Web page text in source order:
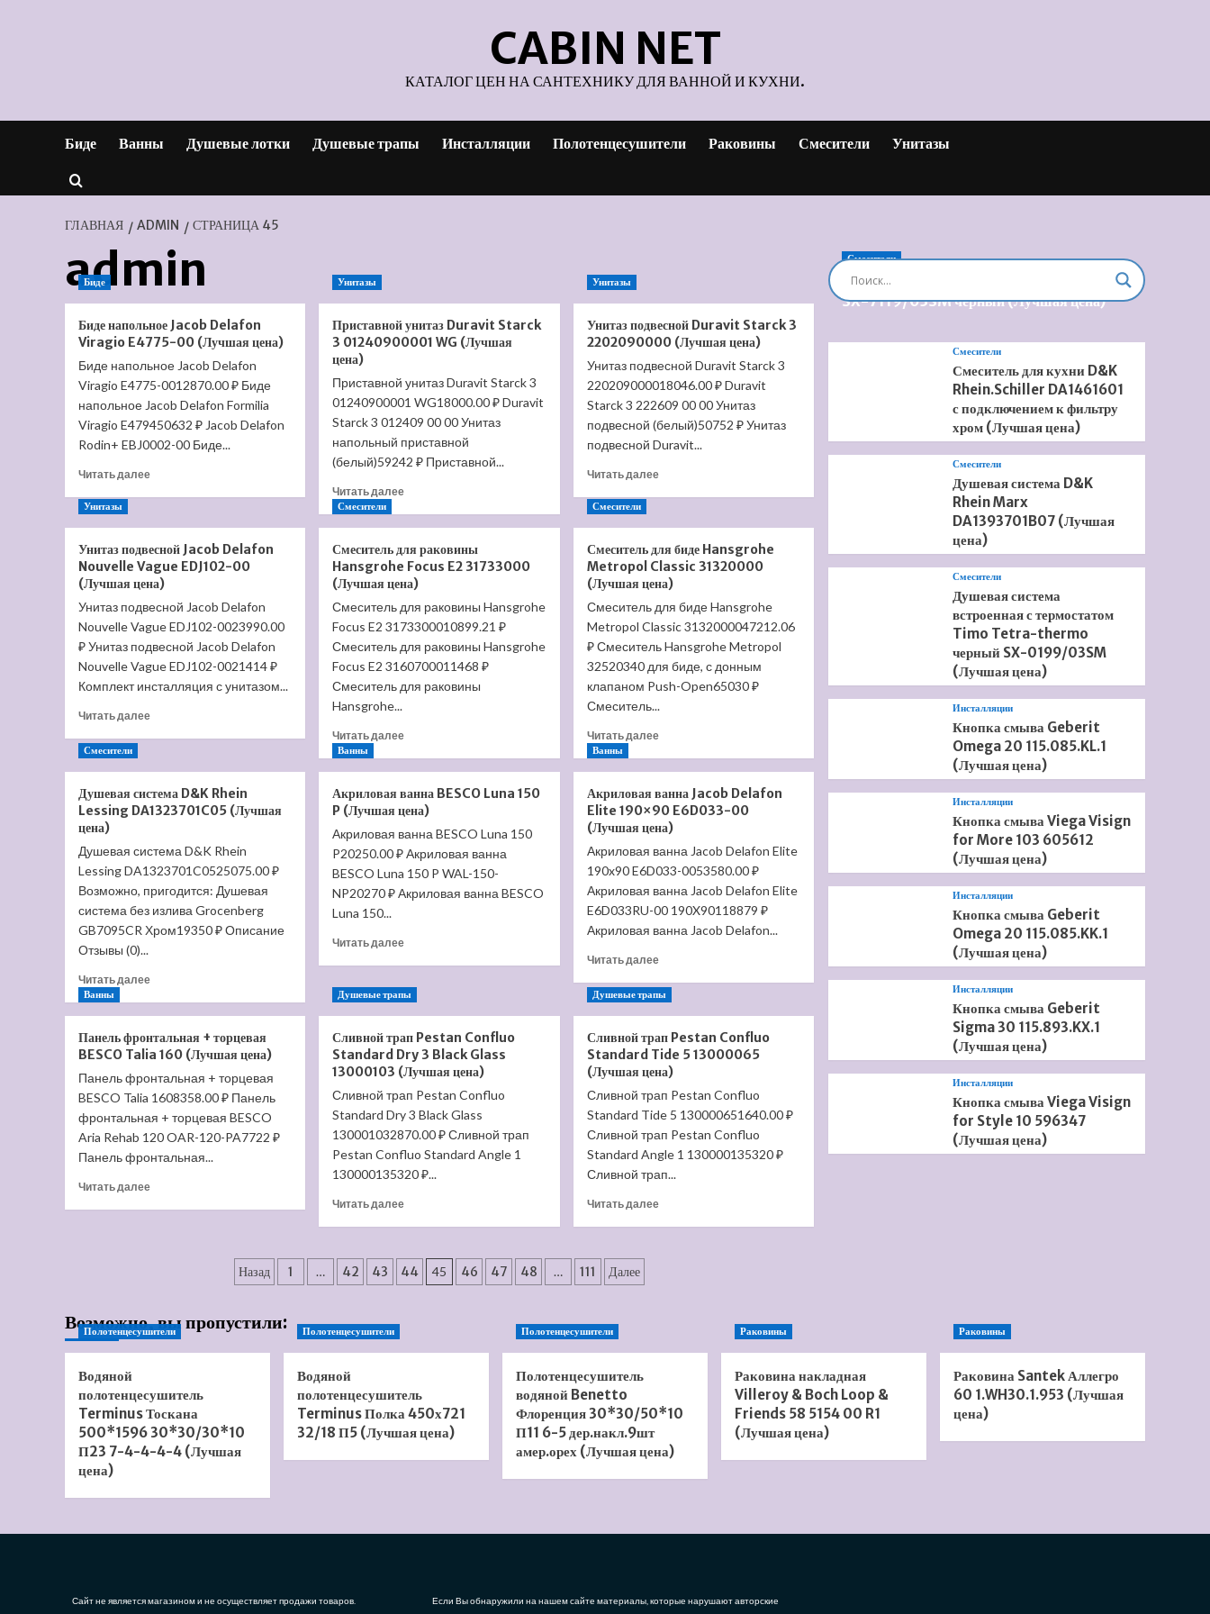
CABIN NET
КАТАЛОГ ЦЕН НА САНТЕХНИКУ ДЛЯ ВАННОЙ И КУХНИ.
Биде Ванны Душевые лотки Душевые трапы Инсталляции Полотенцесушители Раковины Смесители Унитазы
ГЛАВНАЯ ADMIN СТРАНИЦА 45
admin
Биде
Биде напольное Jacob Delafon
Viragio E4775-00 (Лучшая цена)
Биде напольное Jacob Delafon
Viragio E4775-0012870.00 ₽ Биде
напольное Jacob Delafon Formilia
Viragio E479450632 ₽ Jacob Delafon
Rodin+ EBJ0002-00 Биде...
Читать далееПрочитать
Jacob
Delafon
Viragio
E4775-
00
(Лучшая
цена)
Унитазы
Приставной унитаз Duravit Starck
3 01240900001 WG (Лучшая
цена)
Приставной унитаз Duravit Starck 3
01240900001 WG18000.00 ₽ Duravit
Starck 3 012409 00 00 Унитаз
напольный приставной
(белый)59242 ₽ Приставной...
Читать далееПрочитать
унитаз
Duravit
Starck
3
01240900001
WG
(Лучшая
Унитазы
Унитаз подвесной Duravit Starck 3
2202090000 (Лучшая цена)
Унитаз подвесной Duravit Starck 3
220209000018046.00 ₽ Duravit
Starck 3 222609 00 00 Унитаз
подвесной (белый)50752 ₽ Унитаз
подвесной Duravit...
Читать далееПрочитать
Duravit
Starck
3
2202090000
(Лучшая
цена)
Унитазы
Унитаз подвесной Jacob Delafon
Nouvelle Vague EDJ102-00
(Лучшая цена)
Унитаз подвесной Jacob Delafon
Nouvelle Vague EDJ102-0023990.00
₽ Унитаз подвесной Jacob Delafon
Nouvelle Vague EDJ102-0021414 ₽
Комплект инсталляция с унитазом...
Читать далееПрочитать
Jacob
Delafon
Vague
EDJ102-
(Лучшая
цена)
Смесители
Смеситель для раковины
Hansgrohe Focus E2 31733000
(Лучшая цена)
Смеситель для раковины Hansgrohe
Focus E2 3173300010899.21 ₽
Смеситель для раковины Hansgrohe
Focus E2 3160700011468 ₽
Смеситель для раковины
Hansgrohe...
Читать далееПрочитать
для
раковины
Hansgrohe
Focus
E2
(Лучшая
Смесители
Смеситель для биде Hansgrohe
Metropol Classic 31320000
(Лучшая цена)
Смеситель для биде Hansgrohe
Metropol Classic 3132000047212.06
₽ Смеситель Hansgrohe Metropol
32520340 для биде, с донным
клапаном Push-Open65030 ₽
Смеситель...
Читать далееПрочитать
для
биде
Hansgrohe
Metropol
Classic
31320000
(Лучшая
Смесители
Душевая система D&K Rhein
Lessing DA1323701C05 (Лучшая
цена)
Душевая система D&K Rhein
Lessing DA1323701C0525075.00 ₽
Возможно, пригодится: Душевая
система без излива Grocenberg
GB7095CR Хром19350 ₽ Описание
Отзывы (0)...
Читать далееПрочитать
система
D&K
Rhein
Lessing
DA1323701C05
(Лучшая
Ванны
Акриловая ванна BESCO Luna 150
P (Лучшая цена)
Акриловая ванна BESCO Luna 150
P20250.00 ₽ Акриловая ванна
BESCO Luna 150 P WAL-150-
NP20270 ₽ Акриловая ванна BESCO
Luna 150...
Читать далееПрочитать
Акриловая
Luna
150
P
(Лучшая
цена)
Ванны
Акриловая ванна Jacob Delafon
Elite 190×90 E6D033-00
(Лучшая цена)
Акриловая ванна Jacob Delafon Elite
190x90 E6D033-0053580.00 ₽
Акриловая ванна Jacob Delafon Elite
E6D033RU-00 190X90118879 ₽
Акриловая ванна Jacob Delafon...
Читать далееПрочитать
о
Jacob
Delafon
Elite
190×90
E6D033-
цена)
Ванны
Панель фронтальная + торцевая
BESCO Talia 160 (Лучшая цена)
Панель фронтальная + торцевая
BESCO Talia 1608358.00 ₽ Панель
фронтальная + торцевая BESCO
Aria Rehab 120 OAR-120-PA7722 ₽
Панель фронтальная...
Читать далееПрочитать
Talia
160
(Лучшая
Душевые трапы
Сливной трап Pestan Confluo
Standard Dry 3 Black Glass
13000103 (Лучшая цена)
Сливной трап Pestan Confluo
Standard Dry 3 Black Glass
130001032870.00 ₽ Сливной трап
Pestan Confluo Standard Angle 1
130000135320 ₽...
Читать далееПрочитать
трап
Pestan
3
13000103
цена)
Душевые трапы
Сливной трап Pestan Confluo
Standard Tide 5 13000065
(Лучшая цена)
Сливной трап Pestan Confluo
Standard Tide 5 130000651640.00 ₽
Сливной трап Pestan Confluo
Standard Angle 1 130000135320 ₽
Сливной трап...
Читать далееПрочитать
5
цена)
Пагинация
Назад 1 … 42 43 44 45 46 47 48 … 111 Далее
Смесители
Душевая система встроенная Timo Briana
SX-7119/03SM черный (Лучшая цена)
Смесители
Смеситель для кухни D&K
Rhein.Schiller DA1461601
с подключением к фильтру
хром (Лучшая цена)
Смесители
Душевая система D&K
Rhein Marx
DA1393701B07 (Лучшая
цена)
Смесители
Душевая система
встроенная с термостатом
Timo Tetra-thermo
черный SX-0199/03SM
(Лучшая цена)
Инсталляции
Кнопка смыва Geberit
Omega 20 115.085.KL.1
(Лучшая цена)
Инсталляции
Кнопка смыва Viega Visign
for More 103 605612
(Лучшая цена)
Инсталляции
Кнопка смыва Geberit
Omega 20 115.085.KK.1
(Лучшая цена)
Инсталляции
Кнопка смыва Geberit
Sigma 30 115.893.KX.1
(Лучшая цена)
Инсталляции
Кнопка смыва Viega Visign
for Style 10 596347
(Лучшая цена)
Возможно, вы пропустили:
Полотенцесушители
Водяной
полотенцесушитель
Terminus Тоскана
500*1596 30*30/30*10
П23 7-4-4-4-4 (Лучшая
цена)
Полотенцесушители
Водяной
полотенцесушитель
Terminus Полка 450х721
32/18 П5 (Лучшая цена)
Полотенцесушители
Полотенцесушитель
водяной Benetto
Флоренция 30*30/50*10
П11 6-5 дер.накл.9шт
амер.орех (Лучшая цена)
Раковины
Раковина накладная
Villeroy & Boch Loop &
Friends 58 5154 00 R1
(Лучшая цена)
Раковины
Раковина Santek Аллегро
60 1.WH30.1.953 (Лучшая
цена)
Сайт не является магазином и не осуществляет продажи товаров. Если Вы обнаружили на нашем сайте материалы, которые нарушают авторские